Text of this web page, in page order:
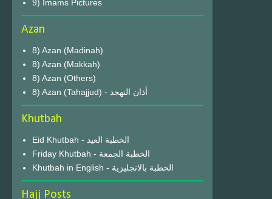
9) Imams Pictures
Azan
8) Azan (Madinah)
8) Azan (Makkah)
8) Azan (Others)
8) Azan (Tahajjud) - أذان التهجد
Khutbah
Eid Khutbah - الخطبة العيد
Friday Khutbah - الخطبة الجمعة
Khutbah in English - الخطبة بالانجليزية
Hajj Posts